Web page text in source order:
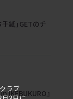
ラブ
紙」GETのチ